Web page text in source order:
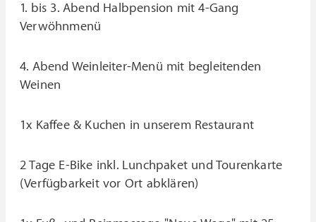
1. bis 3. Abend Halbpension mit 4-Gang
Verwöhnmenü
4. Abend Weinleiter-Menü mit begleitenden
Weinen
1x Kaffee & Kuchen in unserem Restaurant
2 Tage E-Bike inkl. Lunchpaket und Tourenkarte
(Verfügbarkeit vor Ort abklären)